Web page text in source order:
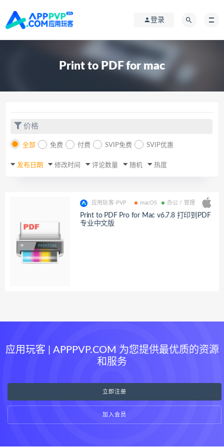
登录
Print to PDF for mac
价格
全部 免费 付费 SVIP免费 SVIP优惠
发布日期 修改时间 评论数量 随机 热度
应用玩客-PVP macOS 办公 / 管理
Print to PDF Pro for Mac v6.7.8 打印到PDF
专业中文版
应用玩客 | APPPVP.COM 为您提供最优质的资源
和服务
立即注册
加入会员